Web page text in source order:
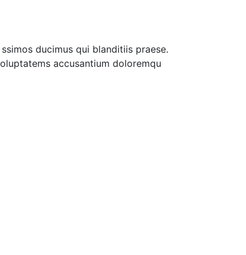
ducimus qui blanditiis praese.
accusantium doloremqu